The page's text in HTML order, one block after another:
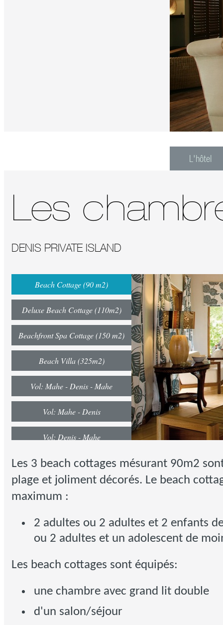
L'hôtel
Les
DENIS PRIVATE ISLAND
Beach Cottage (90 m2)
Deluxe Beach Cottage (110m2)
Beachfront Spa Cottage (150 m2)
Beach Villa (325m2)
Vol: Mahe - Denis - Mahe
Vol: Mahe - Denis
Vol: Denis - Mahe
Les 3 beach cottages mésurant 90m2
plage et joliment décorés. Le beach
maximum :
2 adultes ou 2 adultes et 2 enfants
ou 2 adultes et un adolescent de
Les beach cottages sont équipés:
une chambre avec grand lit double
d'un salon/séjour